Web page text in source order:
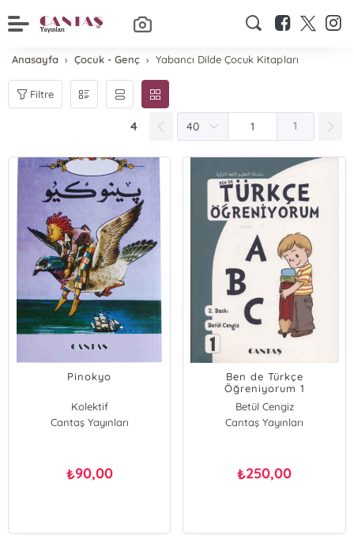
Anasayfa Çocuk - Genç Yabancı Dilde Çocuk Kitapları
Filtre
4 1
Pinokyo
Kolektif
Cantaş Yayınları
₺90,00
Ben de Türkçe
Öğreniyorum 1
Betül Cengiz
Cantaş Yayınları
₺250,00